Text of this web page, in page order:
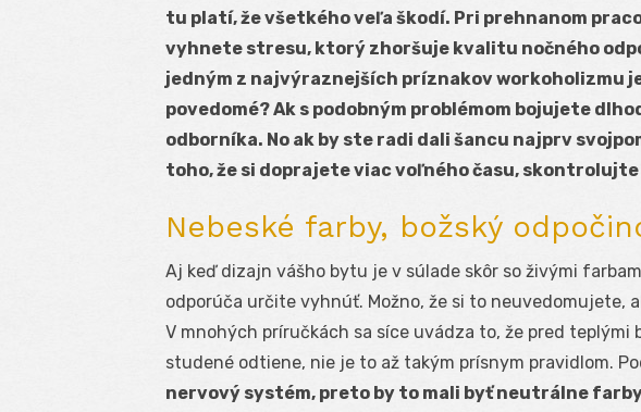
tu platí, že všetkého veľa škodí. Pri prehnanom
vyhnete stresu, ktorý zhoršuje kvalitu nočného
jedným z najvýraznejších príznakov workoholizmu
povedomé? Ak s podobným problémom bojujete
odborníka. No ak by ste radi dali šancu najprv
toho, že si doprajete viac voľného času, skontrolujte
Nebeské farby, božský
Aj keď dizajn vášho bytu je v súlade skôr so živými
odporúča určite vyhnúť. Možno, že si to neuvedomujete,
V mnohých príručkách sa síce uvádza to, že pred teplými
studené odtiene, nie je to až takým prísnym pravidlom.
nervový systém, preto by to mali byť neutrálne